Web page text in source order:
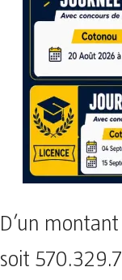
D’un
soit